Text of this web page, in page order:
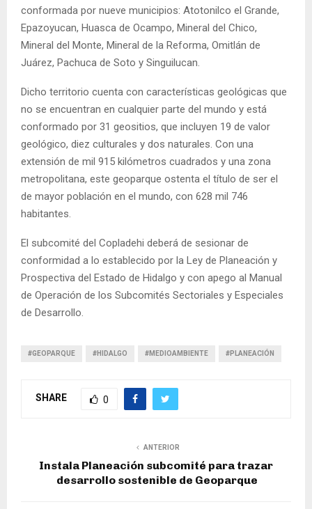
conformada por nueve municipios: Atotonilco el Grande,
Epazoyucan, Huasca de Ocampo, Mineral del Chico,
Mineral del Monte, Mineral de la Reforma, Omitlán de
Juárez, Pachuca de Soto y Singuilucan.
Dicho territorio cuenta con características geológicas que
no se encuentran en cualquier parte del mundo y está
conformado por 31 geositios, que incluyen 19 de valor
geológico, diez culturales y dos naturales. Con una
extensión de mil 915 kilómetros cuadrados y una zona
metropolitana, este geoparque ostenta el título de ser el
de mayor población en el mundo, con 628 mil 746
habitantes.
El subcomité del Copladehi deberá de sesionar de
conformidad a lo establecido por la Ley de Planeación y
Prospectiva del Estado de Hidalgo y con apego al Manual
de Operación de los Subcomités Sectoriales y Especiales
de Desarrollo.
#GEOPARQUE #HIDALGO #MEDIOAMBIENTE #PLANEACIÓN
SHARE 0
ANTERIOR
Instala Planeación subcomité para trazar
desarrollo sostenible de Geoparque